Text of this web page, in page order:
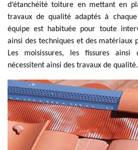
d’étanchéité toiture en mettant en
travaux de qualité adaptés à
équipe est habituée pour toute
ainsi des techniques et des matériaux
Les moisissures, les fissures ainsi
nécessitent ainsi des travaux de qualité.